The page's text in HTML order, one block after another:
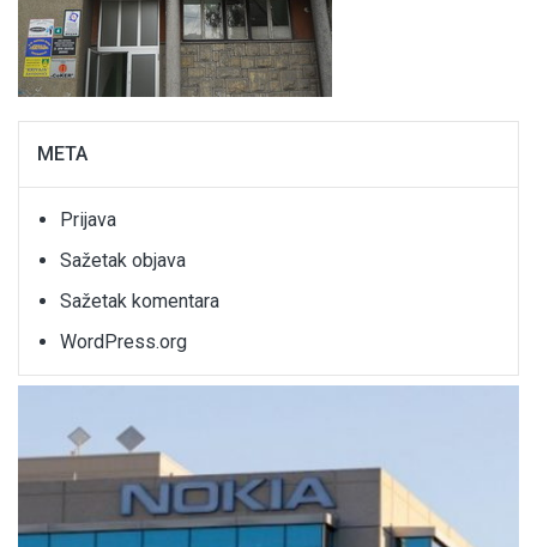
META
Prijava
Sažetak objava
Sažetak komentara
WordPress.org